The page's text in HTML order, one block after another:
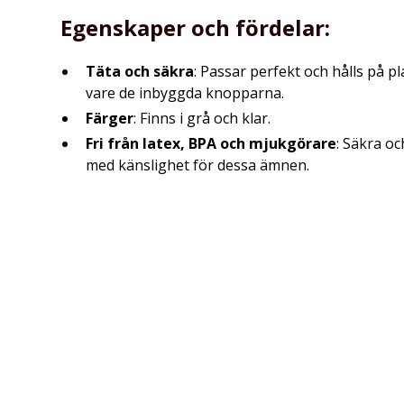
Egenskaper och fördelar:
Täta och säkra: Passar perfekt och hålls på
vare de inbyggda knopparna.
Färger: Finns i grå och klar.
Fri från latex, BPA och mjukgörare: Säkra
med känslighet för dessa ämnen.